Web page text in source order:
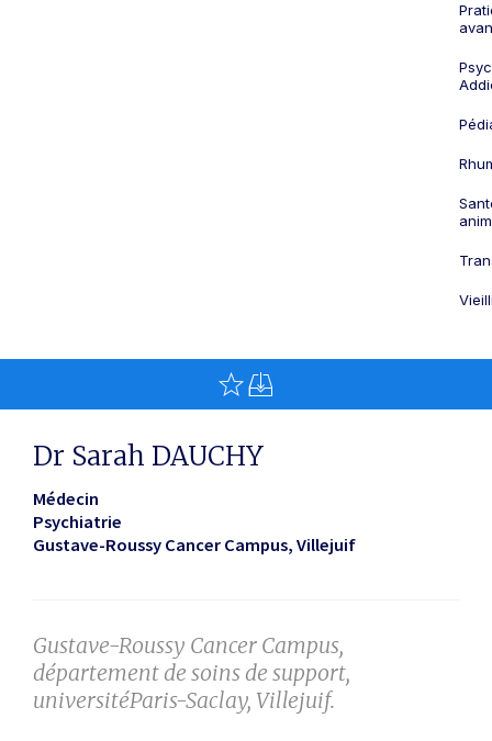
Dr Sarah DAUCHY
Médecin
Psychiatrie
Gustave-Roussy Cancer Campus Villejuif
Gustave-Roussy Cancer Campus,
département de soins de support,
universitéParis-Saclay, Villejuif.